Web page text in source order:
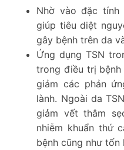
Nhờ vào đặc tính
giúp tiêu diệt
gây bệnh trên da
Ứng dụng TSN
trong điều trị bệnh
giảm các phản
lành. Ngoài da
giảm vết thâm
nhiễm khuẩn thứ
bệnh cũng như tốn